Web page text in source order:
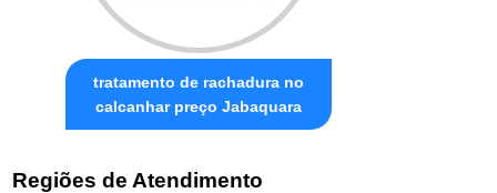
tratamento de rachadura no
calcanhar preço Jabaquara
Regiões de Atendimento